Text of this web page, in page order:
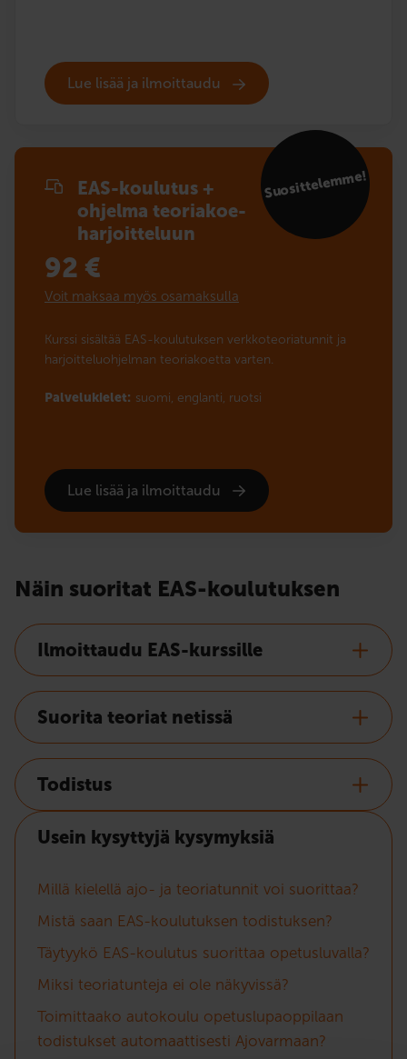
Lue lisää ja ilmoittaudu
EAS-koulutus +
ohjelma teoriakoe­
harjoitteluun
Suosittelemme!
92 €
Voit maksaa myös osamaksulla
Kurssi sisältää EAS-koulutuksen verkkoteoriatunnit ja
harjoitteluohjelman teoriakoetta varten.
Palvelukielet: suomi, englanti, ruotsi
Lue lisää ja ilmoittaudu
Näin suoritat EAS-koulutuksen
Ilmoittaudu EAS-kurssille
Suorita teoriat netissä
Todistus
Usein kysyttyjä kysymyksiä
Millä kielellä ajo- ja teoriatunnit voi suorittaa?
Mistä saan EAS-koulutuksen todistuksen?
Täytyykö EAS-koulutus suorittaa opetusluvalla?
Miksi teoriatunteja ei ole näkyvissä?
Toimittaako autokoulu opetuslupaoppilaan
todistukset automaattisesti Ajovarmaan?